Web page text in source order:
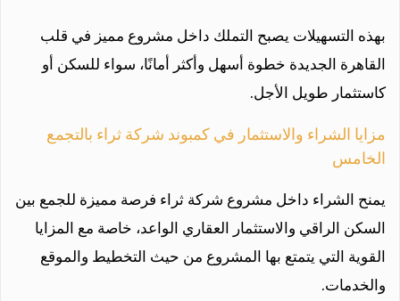
بهذه التسهيلات يصبح التملك داخل مشروع مميز في قلب
القاهرة الجديدة خطوة أسهل وأكثر أمانًا، سواء للسكن أو
كاستثمار طويل الأجل.
مزايا الشراء والاستثمار في كمبوند شركة ثراء بالتجمع
الخامس
يمنح الشراء داخل مشروع شركة ثراء فرصة مميزة للجمع بين
السكن الراقي والاستثمار العقاري الواعد، خاصة مع المزايا
القوية التي يتمتع بها المشروع من حيث التخطيط والموقع
والخدمات.